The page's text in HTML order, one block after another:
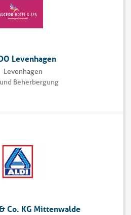
Levenhagen
Levenhagen
Beherbergung
Co. KG Mittenwalde